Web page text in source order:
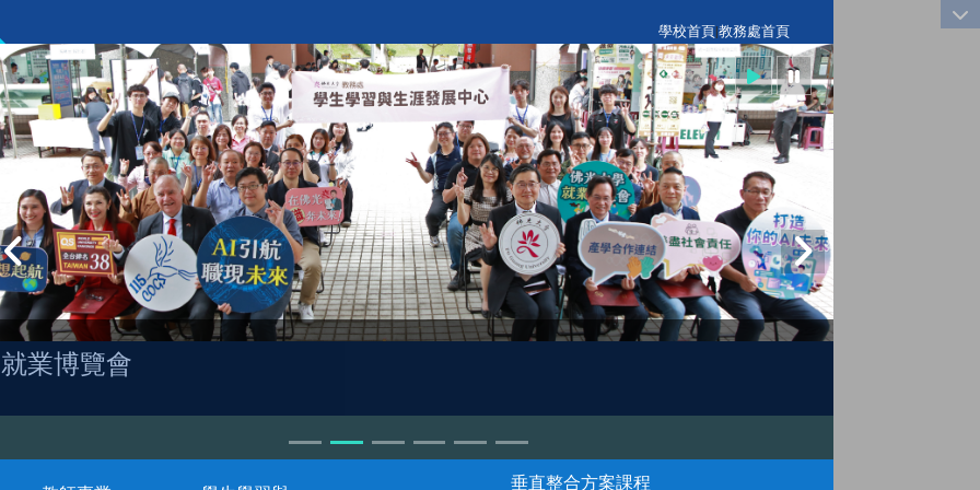
學校首頁|教務處首頁
就業博覽會
垂直整合方案課程